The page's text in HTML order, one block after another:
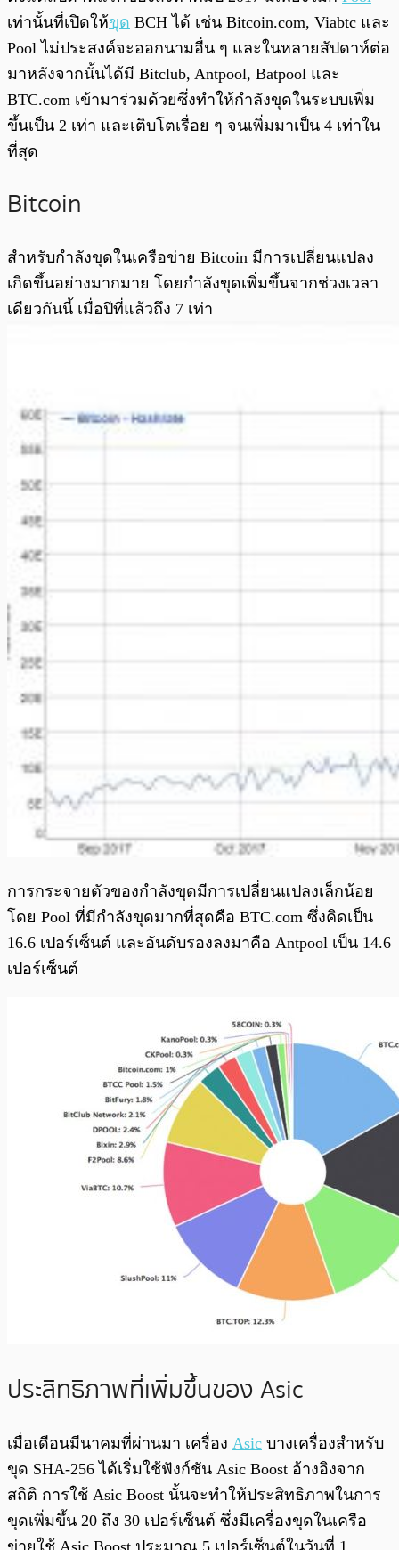
เท่านั้นที่เปิดให้ขุด BCH ได้ เช่น Bitcoin.com, Viabtc และ
Pool ไม่ประสงค์จะออกนามอื่น ๆ และในหลายสัปดาห์ต่อ
มาหลังจากนั้นได้มี Bitclub, Antpool, Batpool และ
BTC.com เข้ามาร่วมด้วยซึ่งทำให้กำลังขุดในระบบเพิ่ม
ขึ้นเป็น 2 เท่า และเติบโตเรื่อย ๆ จนเพิ่มมาเป็น 4 เท่าใน
ที่สุด
Bitcoin
สำหรับกำลังขุดในเครือข่าย Bitcoin มีการเปลี่ยนแปลง
เกิดขึ้นอย่างมากมาย โดยกำลังขุดเพิ่มขึ้นจากช่วงเวลา
เดียวกันนี้ เมื่อปีที่แล้วถึง 7 เท่า
การกระจายตัวของกำลังขุดมีการเปลี่ยนแปลงเล็กน้อย
โดย Pool ที่มีกำลังขุดมากที่สุดคือ BTC.com ซึ่งคิดเป็น
16.6 เปอร์เซ็นต์ และอันดับรองลงมาคือ Antpool เป็น 14.6
เปอร์เซ็นต์
ประสิทธิภาพที่เพิ่มขึ้นของ Asic
เมื่อเดือนมีนาคมที่ผ่านมา เครื่อง Asic บางเครื่องสำหรับ
ขุด SHA-256 ได้เริ่มใช้ฟังก์ชัน Asic Boost อ้างอิงจาก
สถิติ การใช้ Asic Boost นั้นจะทำให้ประสิทธิภาพในการ
ขุดเพิ่มขึ้น 20 ถึง 30 เปอร์เซ็นต์ ซึ่งมีเครื่องขุดในเครือ
ข่ายใช้ Asic Boost ประมาณ 5 เปอร์เซ็นต์ในวันที่ 1